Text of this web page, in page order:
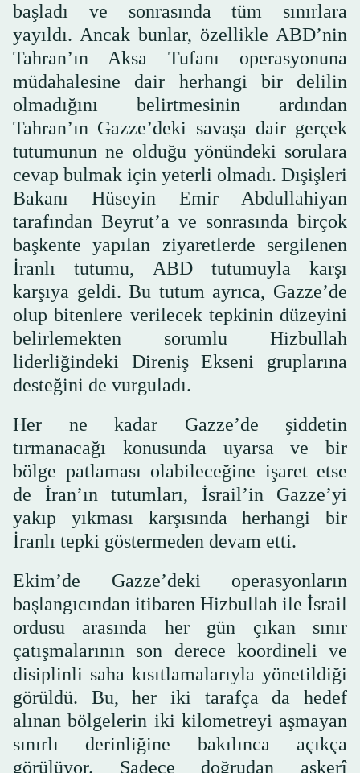
başladı ve sonrasında tüm sınırlara
yayıldı. Ancak bunlar, özellikle ABD’nin
Tahran’ın Aksa Tufanı operasyonuna
müdahalesine dair herhangi bir delilin
olmadığını belirtmesinin ardından
Tahran’ın Gazze’deki savaşa dair gerçek
tutumunun ne olduğu yönündeki sorulara
cevap bulmak için yeterli olmadı. Dışişleri
Bakanı Hüseyin Emir Abdullahiyan
tarafından Beyrut’a ve sonrasında birçok
başkente yapılan ziyaretlerde sergilenen
İranlı tutumu, ABD tutumuyla karşı
karşıya geldi. Bu tutum ayrıca, Gazze’de
olup bitenlere verilecek tepkinin düzeyini
belirlemekten sorumlu Hizbullah
liderliğindeki Direniş Ekseni gruplarına
desteğini de vurguladı.
Her ne kadar Gazze’de şiddetin
tırmanacağı konusunda uyarsa ve bir
bölge patlaması olabileceğine işaret etse
de İran’ın tutumları, İsrail’in Gazze’yi
yakıp yıkması karşısında herhangi bir
İranlı tepki göstermeden devam etti.
Ekim’de Gazze’deki operasyonların
başlangıcından itibaren Hizbullah ile İsrail
ordusu arasında her gün çıkan sınır
çatışmalarının son derece koordineli ve
disiplinli saha kısıtlamalarıyla yönetildiği
görüldü. Bu, her iki tarafça da hedef
alınan bölgelerin iki kilometreyi aşmayan
sınırlı derinliğine bakılınca açıkça
görülüyor. Sadece doğrudan askerî